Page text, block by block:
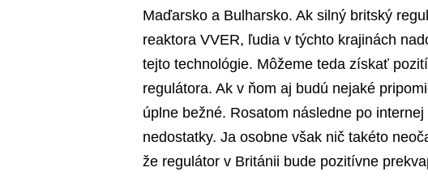
Maďarsko a Bulharsko. Ak silný britský
reaktora VVER, ľudia v týchto krajinách
tejto technológie. Môžeme teda získať
regulátora. Ak v ňom aj budú nejaké
úplne bežné. Rosatom následne po
nedostatky. Ja osobne však nič takéto
že regulátor v Británii bude pozitívne